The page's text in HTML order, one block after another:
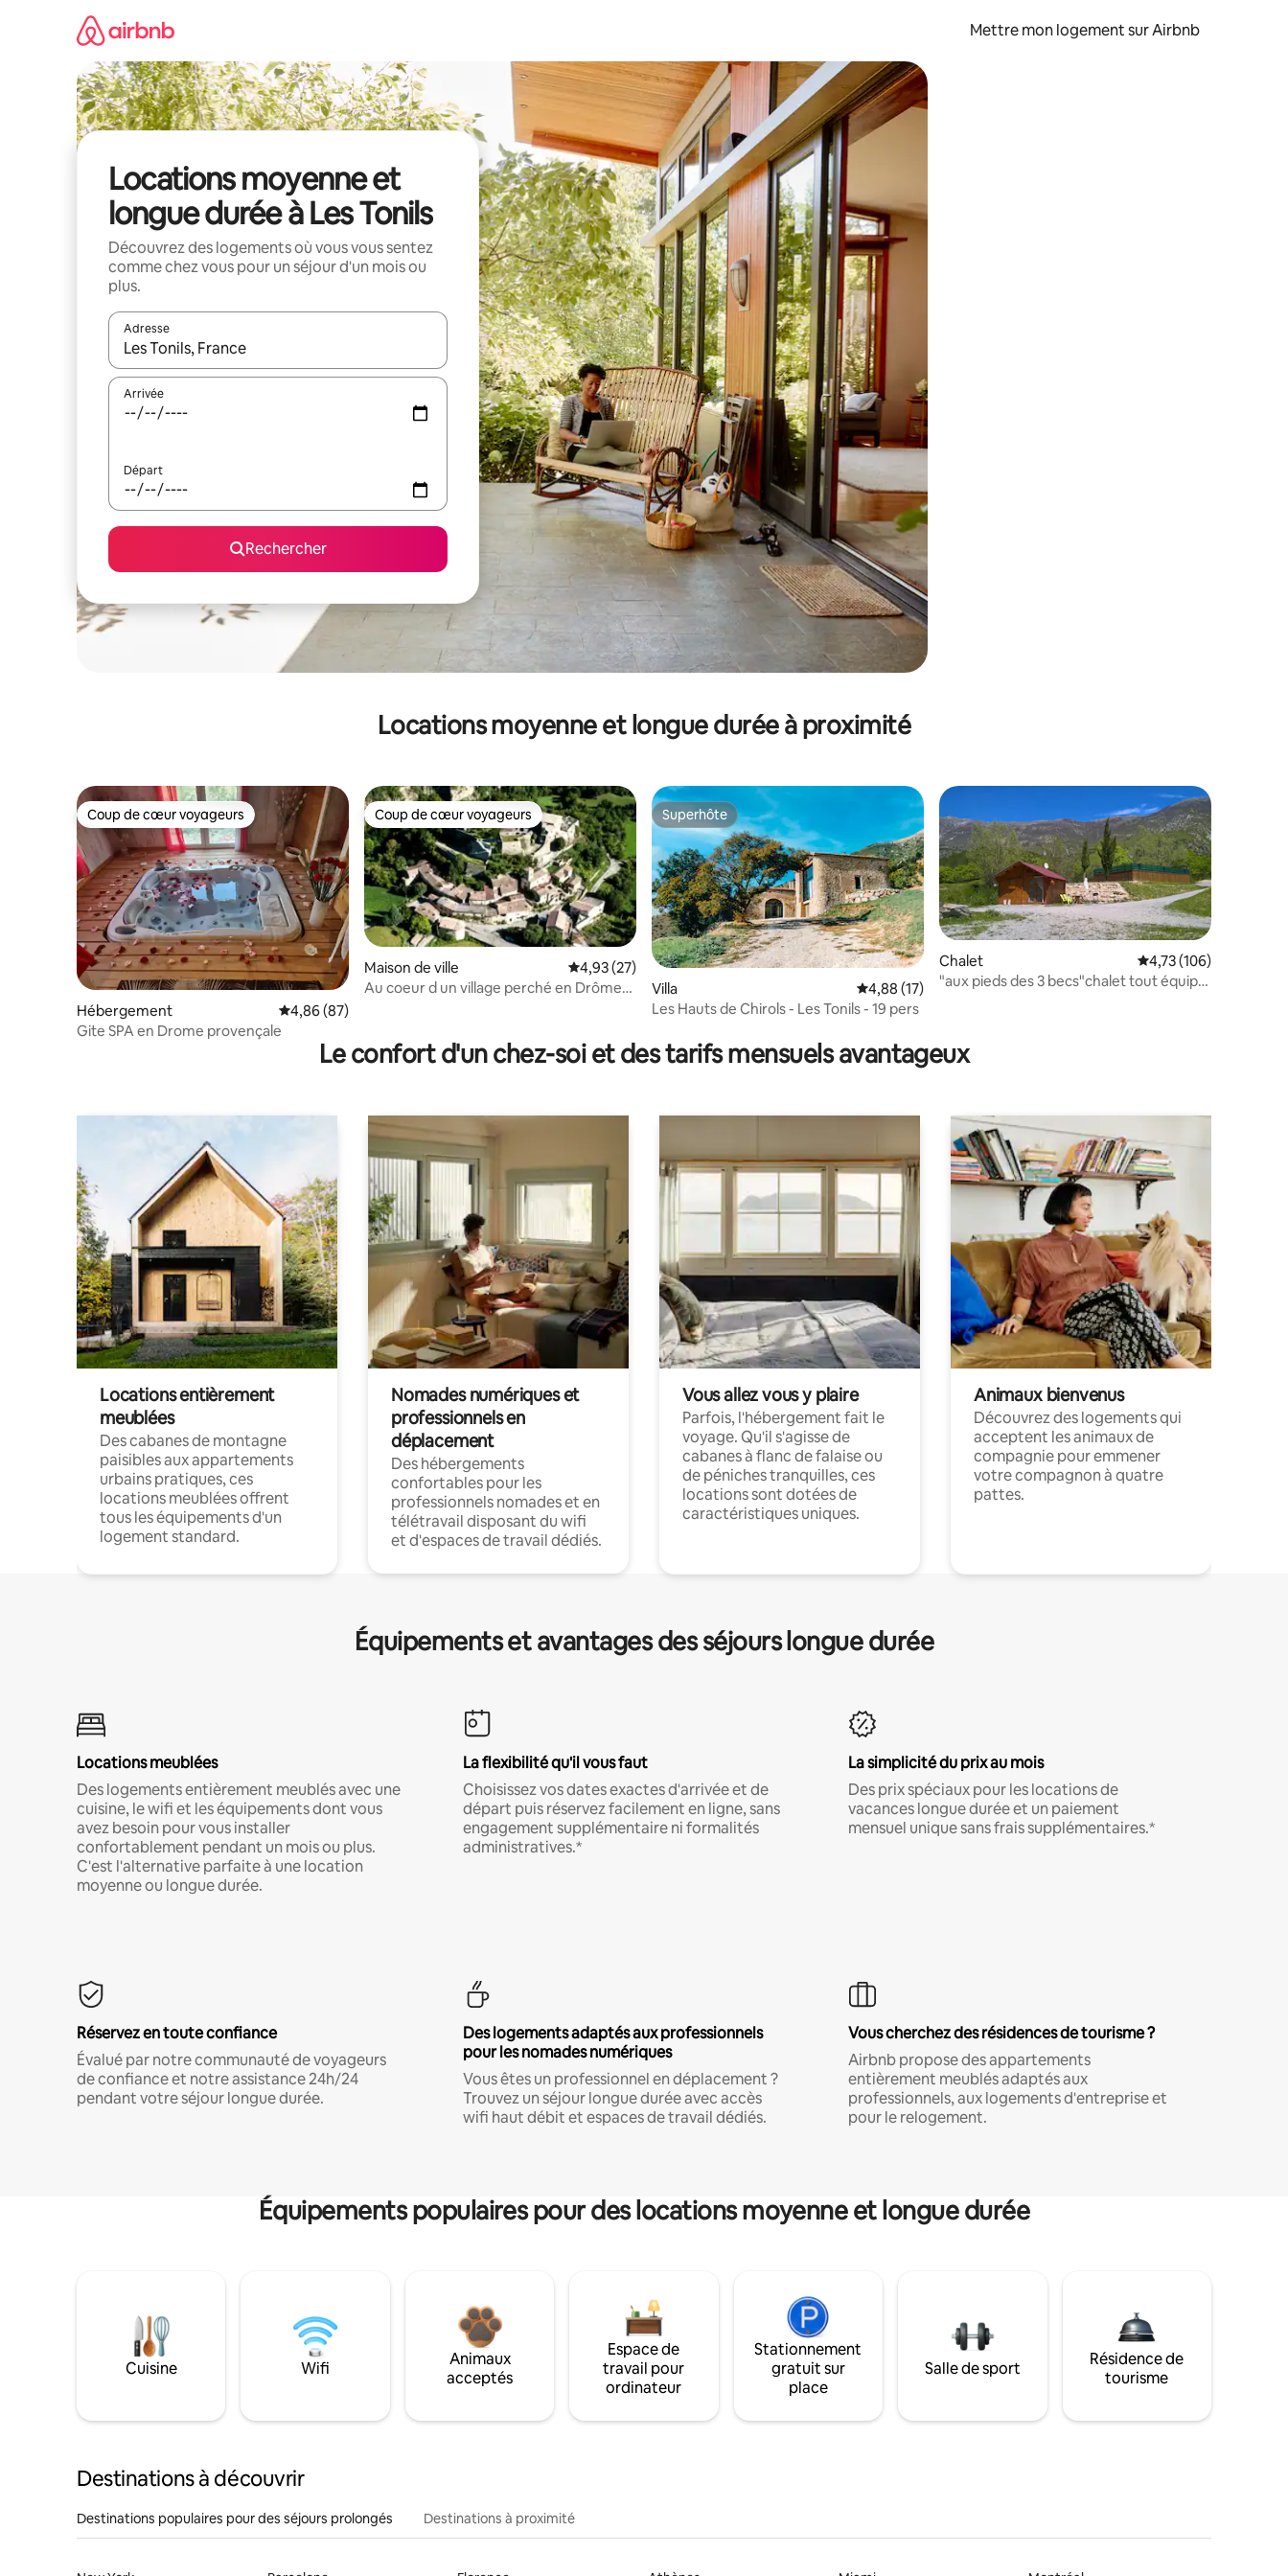
Mettre mon logement sur Airbnb
Locations moyenne et
longue durée à Les Tonils
Découvrez des logements où vous vous sentez
comme chez vous pour un séjour d'un mois ou
plus.
Adresse
Lorsque les résultats s'affichent, utilisez les flèches vers le haut et vers le bas pour les parcourir ou en appuyant et en faisant glisser.
Arrivée
Départ
Rechercher
Locations moyenne et longue durée à proximité
Coup de cœur voyageurs
Coup de cœur voyageurs
Hébergement Évaluation moyenne sur la base de 87 commentaires : 4,86 sur 5
4,86 (87)
Gite SPA en Drome provençale
Coup de cœur voyageurs
Coup de cœur voyageurs
Maison de ville Évaluation moyenne sur la base de 27 commentaires : 4,93 sur 5
4,93 (27)
Au coeur d un village perché en Drôme
Superhôte
Superhôte
Villa Évaluation moyenne sur la base de 17 commentaires : 4,88 sur 5
4,88 (17)
Les Hauts de Chirols - Les Tonils - 19 pers
Chalet Évaluation moyenne
4,73 (106)
"aux pieds des 3 becs"chalet tout équipé
Le confort d'un chez-soi et des tarifs mensuels avantageux
Locations entièrement
meublées
Des cabanes de montagne
paisibles aux appartements
urbains pratiques, ces
locations meublées offrent
tous les équipements d'un
logement standard.
Nomades numériques et
professionnels en
déplacement
Des hébergements
confortables pour les
professionnels nomades et en
télétravail disposant du wifi
et d'espaces de travail dédiés.
Vous allez vous y plaire
Parfois, l'hébergement fait le
voyage. Qu'il s'agisse de
cabanes à flanc de falaise ou
de péniches tranquilles, ces
locations sont dotées de
caractéristiques uniques.
Animaux bienvenus
Découvrez des logements qui
acceptent les animaux de
compagnie pour emmener
votre compagnon à quatre
pattes.
Équipements et avantages des séjours longue durée
Locations meublées
Des logements entièrement meublés avec une
cuisine, le wifi et les équipements dont vous
avez besoin pour vous installer
confortablement pendant un mois ou plus.
C'est l'alternative parfaite à une location
moyenne ou longue durée.
La flexibilité qu'il vous faut
Choisissez vos dates exactes d'arrivée et de
départ puis réservez facilement en ligne, sans
engagement supplémentaire ni formalités
administratives.*
La simplicité du prix au mois
Des prix spéciaux pour les locations de
vacances longue durée et un paiement
mensuel unique sans frais supplémentaires.*
Réservez en toute confiance
Évalué par notre communauté de voyageurs
de confiance et notre assistance 24h/24
pendant votre séjour longue durée.
Des logements adaptés aux professionnels
pour les nomades numériques
Vous êtes un professionnel en déplacement ?
Trouvez un séjour longue durée avec accès
wifi haut débit et espaces de travail dédiés.
Vous cherchez des résidences de tourisme ?
Airbnb propose des appartements
entièrement meublés adaptés aux
professionnels, aux logements d'entreprise et
pour le relogement.
Équipements populaires pour des locations moyenne et longue durée
Cuisine Wifi
Animaux
acceptés
Espace de
travail pour
ordinateur
Stationnement
gratuit sur
place
Salle de sport
Résidence de
tourisme
Destinations à découvrir
Destinations populaires pour des séjours prolongés Destinations à proximité